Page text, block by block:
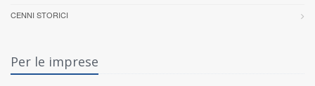
CENNI STORICI
Per le imprese